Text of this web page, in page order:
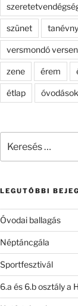
szünet
versmondó
zene érem
étlap óvodások
következő
LEGUTÓBBI
Óvodai ballagás
Néptáncgála
Sportfesztivál
6.a és 6.b osztály a